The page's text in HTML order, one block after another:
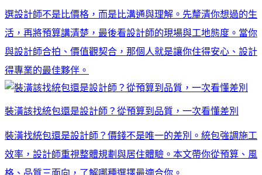
選設計師不是比價格，而是比溝通與理解。先釐清你想過的生
活，再將預算講清楚，最後看設計師的現場與工地態度。當你
與設計師合拍、價值觀契合，那個人就是讓你住得安心、設計
得專業的最佳夥伴。
裝潢該找統包還是設計師？從預算到品質，一次看懂差別
裝潢找統包還是設計師？價錢不是唯一的差別。統包強調施工
效率，設計師重視整體規劃與居住體驗。本文帶你從預算、風
格、品質三面向，了解哪種選擇最適合你。